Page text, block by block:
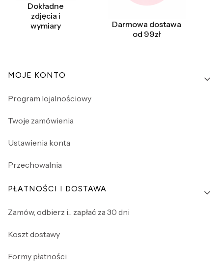
Dokładne
zdjęcia i
wymiary
Darmowa dostawa
od 99zł
Linki w stopce
MOJE KONTO
Program lojalnościowy
Twoje zamówienia
Ustawienia konta
Przechowalnia
PŁATNOŚCI I DOSTAWA
Zamów, odbierz i... zapłać za 30 dni
Koszt dostawy
Formy płatności